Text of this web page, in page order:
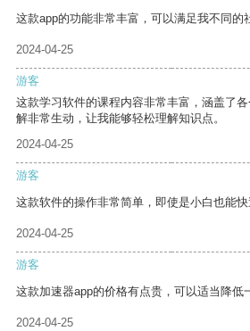
这款app的功能非常丰富，可以满足我不同的
2024-04-25
游客
这款学习软件的课程内容非常丰富，涵盖了
解非常生动，让我能够轻松理解知识点。
2024-04-25
游客
这款软件的操作非常简单，即使是小白也能快
2024-04-25
游客
这款加速器app的价格有点贵，可以适当降低
2024-04-25